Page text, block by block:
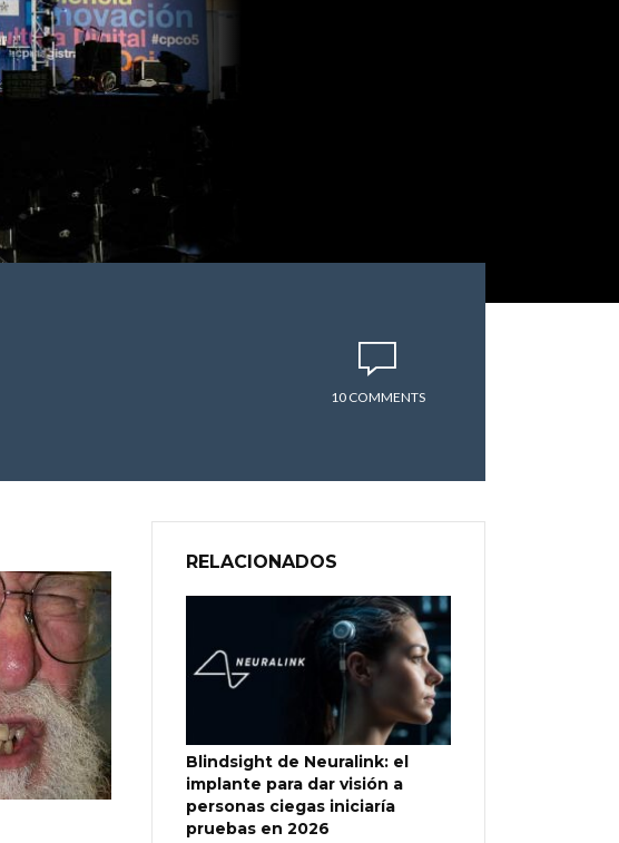
10 COMMENTS
RELACIONADOS
Blindsight de Neuralink: el
implante para dar visión a
personas ciegas iniciaría
pruebas en 2026